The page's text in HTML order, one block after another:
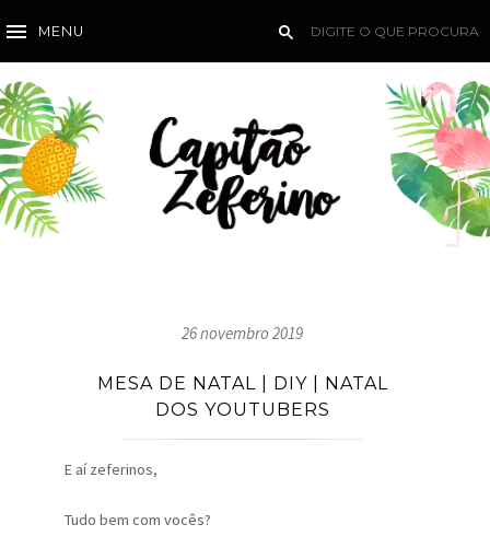
MENU
26 novembro 2019
MESA DE NATAL | DIY | NATAL
DOS YOUTUBERS
E aí zeferinos,
Tudo bem com vocês?